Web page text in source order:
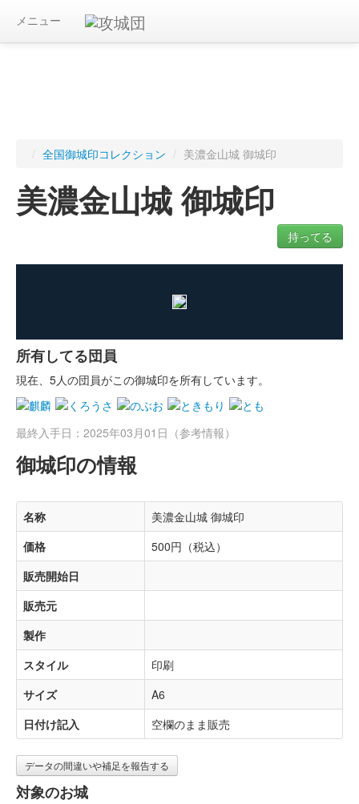
メニュー
/ 全国御城印コレクション / 美濃金山城 御城印
美濃金山城 御城印
持ってる
所有してる団員
現在、5人の団員がこの御城印を所有しています。
最終入手日：2025年03月01日（参考情報）
御城印の情報
名称
美濃金山城 御城印
価格
500円（税込）
販売開始日
販売元
製作
スタイル
印刷
サイズ
A6
日付け記入
空欄のまま販売
データの間違いや補足を報告する
対象のお城